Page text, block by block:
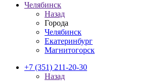
Челябинск
Назад
Города
Челябинск
Екатеринбург
Магнитогорск
+7 (351) 211-20-30
Назад